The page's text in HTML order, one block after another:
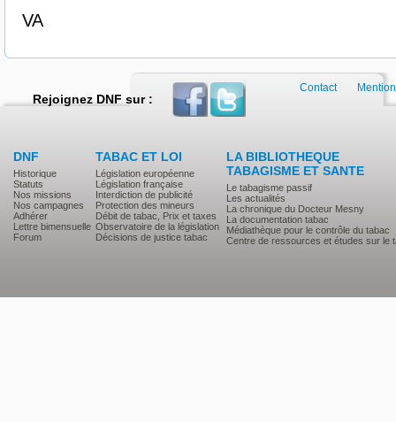
VA
Rejoignez DNF sur :
DNF
Historique
Statuts
Nos missions
Nos campagnes
Adhérer
Lettre bimensuelle
Forum
TABAC ET LOI
Législation européenne
Législation française
Interdiction de publicité
Protection des mineurs
Débit de tabac, Prix et taxes
Observatoire de la législation
Décisions de justice tabac
LA BIBLIOTHEQUE
TABAGISME ET SANTE
Le tabagisme passif
Les actualités
La chronique du Docteur Mesny
La documentation tabac
Médiathèque pour le contrôle du tabac
Centre de ressources et études sur le
Contact